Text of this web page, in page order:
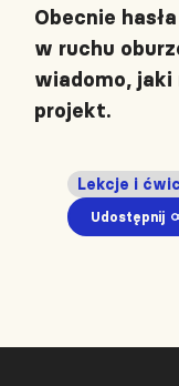
Obecnie
w ruchu
wiadomo,
projekt.
Lekcje i
Udostępnij